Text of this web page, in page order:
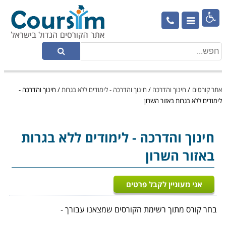

אתר קורסים / חינוך והדרכה / חינוך והדרכה - לימודים ללא בגרות/ חינוך והדרכה -
לימודים ללא בגרות באזור השרון
חינוך והדרכה - לימודים ללא בגרות
באזור השרון
אני מעוניין לקבל פרטים
בחר קורס מתוך רשימת הקורסים שמצאנו עבורך -